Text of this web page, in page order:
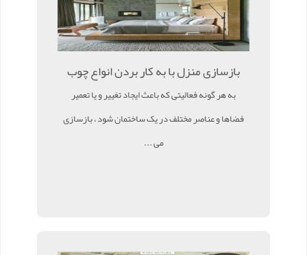
بازسازی منزل با به کار بردن انواع چوب
به هر گونه فعالیتی که باعث ایجاد تغییر و یا تعمیر
فضاها و عناصر مختلف در یک ساختمان شود ، بازسازی
می ...